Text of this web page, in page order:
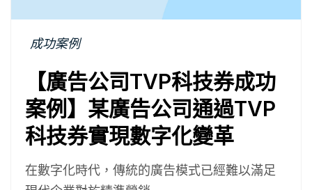
成功案例
【廣告公司TVP科技券成功
案例】某廣告公司通過TVP
科技券實現數字化變革
在數字化時代，傳統的廣告模式已經難以滿足